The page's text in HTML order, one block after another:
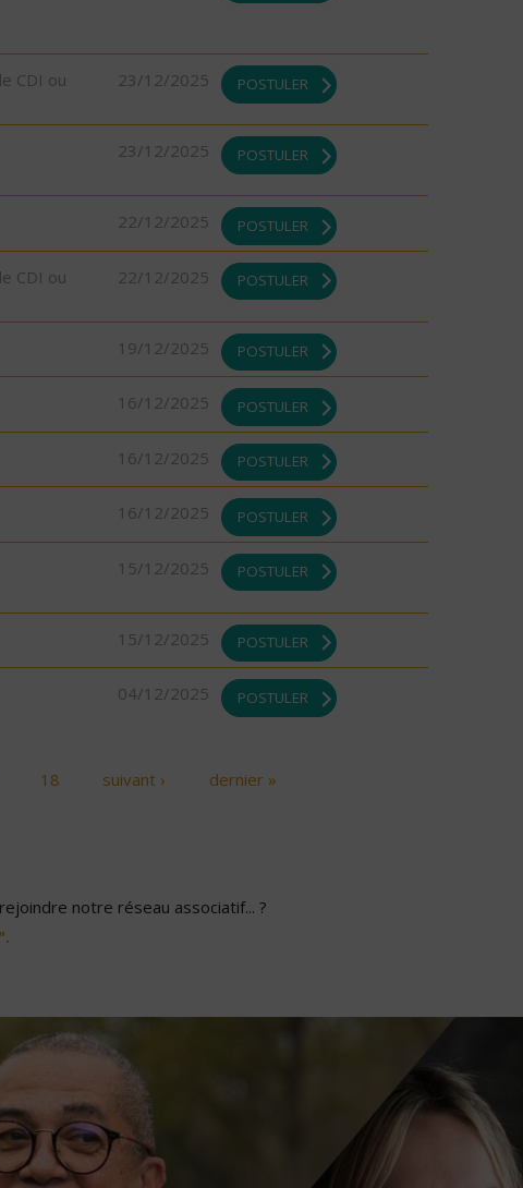
CDI ou
23/12/2025 POSTULER
23/12/2025 POSTULER
22/12/2025 POSTULER
CDI ou
22/12/2025 POSTULER
19/12/2025 POSTULER
16/12/2025 POSTULER
16/12/2025 POSTULER
16/12/2025 POSTULER
15/12/2025 POSTULER
15/12/2025 POSTULER
04/12/2025 POSTULER
18 suivant › dernier »
notre réseau associatif... ?